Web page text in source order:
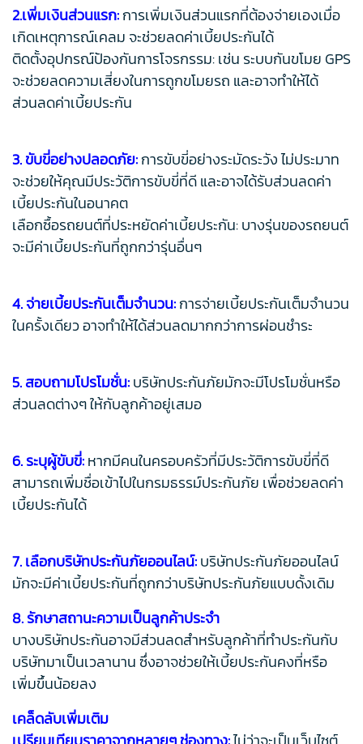
2.เพิ่มเงินส่วนแรก:การเพิ่มเงินส่วนแรกที่ต้องจ่ายเองเมื่อ
เกิดเหตุการณ์เคลม จะช่วยลดค่าเบี้ยประกันได้
ติดตั้งอุปกรณ์ป้องกันการโจรกรรม: เช่น ระบบกันขโมย GPS
จะช่วยลดความเสี่ยงในการถูกขโมยรถ และอาจทำให้ได้
ส่วนลดค่าเบี้ยประกัน
3. ขับขี่อย่างปลอดภัย:การขับขี่อย่างระมัดระวัง ไม่ประมาท
จะช่วยให้คุณมีประวัติการขับขี่ที่ดี และอาจได้รับส่วนลดค่า
เบี้ยประกันในอนาคต
เลือกซื้อรถยนต์ที่ประหยัดค่าเบี้ยประกัน: บางรุ่นของรถยนต์
จะมีค่าเบี้ยประกันที่ถูกกว่ารุ่นอื่นๆ
4. จ่ายเบี้ยประกันเต็มจำนวน:การจ่ายเบี้ยประกันเต็มจำนวน
ในครั้งเดียว อาจทำให้ได้ส่วนลดมากกว่าการผ่อนชำระ
5. สอบถามโปรโมชั่น:บริษัทประกันภัยมักจะมีโปรโมชั่นหรือ
ส่วนลดต่างๆ ให้กับลูกค้าอยู่เสมอ
6. ระบุผู้ขับขี่:หากมีคนในครอบครัวที่มีประวัติการขับขี่ที่ดี
สามารถเพิ่มชื่อเข้าไปในกรมธรรม์ประกันภัย เพื่อช่วยลดค่า
เบี้ยประกันได้
7. เลือกบริษัทประกันภัยออนไลน์:บริษัทประกันภัยออนไลน์
มักจะมีค่าเบี้ยประกันที่ถูกกว่าบริษัทประกันภัยแบบดั้งเดิม
8. รักษาสถานะความเป็นลูกค้าประจำ
บางบริษัทประกันอาจมีส่วนลดสำหรับลูกค้าที่ทำประกันกับ
บริษัทมาเป็นเวลานาน ซึ่งอาจช่วยให้เบี้ยประกันคงที่หรือ
เพิ่มขึ้นน้อยลง
เคล็ดลับเพิ่มเติม